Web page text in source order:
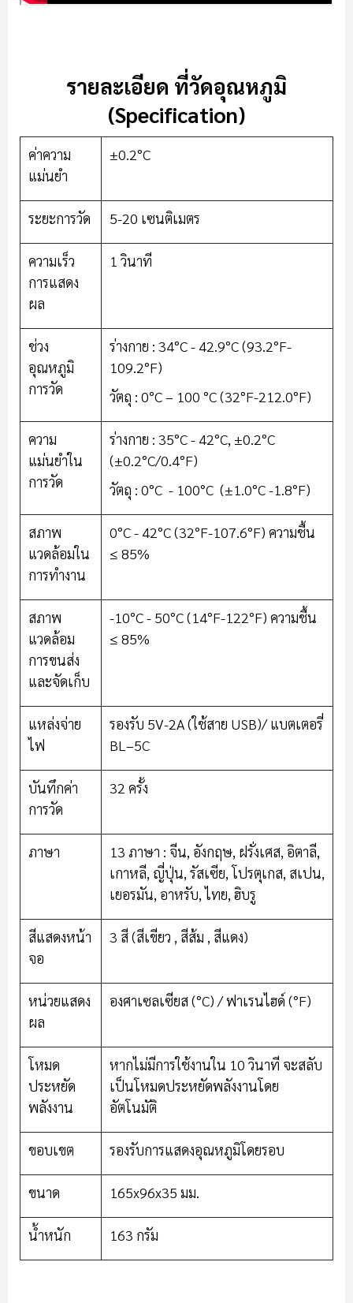
รายละเอียด ที่วัดอุณหภูมิ
(Specification)
ค่าความ
แม่นยำ
±0.2°C
ระยะการวัด 5-20 เซนติเมตร
ความเร็ว
การแสดง
ผล
1 วินาที
ช่วง
อุณหภูมิ
การวัด
ร่างกาย : 34°C - 42.9°C (93.2°F-
109.2°F)
วัตถุ : 0°C – 100 °C (32°F-212.0°F)
ความ
แม่นยำใน
การวัด
ร่างกาย : 35°C - 42°C, ±0.2°C
(±0.2°C/0.4°F)
วัตถุ : 0°C - 100°C (±1.0°C -1.8°F)
สภาพ
แวดล้อมใน
การทำงาน
0°C - 42°C (32°F-107.6°F) ความชื้น
≤ 85%
สภาพ
แวดล้อม
การขนส่ง
และจัดเก็บ
-10°C - 50°C (14°F-122°F) ความชื้น
≤ 85%
แหล่งจ่าย
ไฟ
รองรับ 5V-2A (ใช้สาย USB)/ แบตเตอรี่
BL–5C
บันทึกค่า
การวัด
32 ครั้ง
ภาษา
13 ภาษา : จีน, อังกฤษ, ฝรั่งเศส, อิตาลี,
เกาหลี, ญี่ปุ่น, รัสเซีย, โปรตุเกส, สเปน,
เยอรมัน, อาหรับ, ไทย, ฮิบรู
สีแสดงหน้า
จอ
3 สี (สีเขียว , สีส้ม , สีแดง)
หน่วยแสดง
ผล
องศาเซลเซียส (°C) / ฟาเรนไฮด์ (°F)
โหมด
ประหยัด
พลังงาน
หากไม่มีการใช้งานใน 10 วินาที จะสลับ
เป็นโหมดประหยัดพลังงานโดย
อัตโนมัติ
ขอบเขต รองรับการแสดงอุณหภูมิโดยรอบ
ขนาด 165x96x35 มม.
น้ำหนัก 163 กรัม